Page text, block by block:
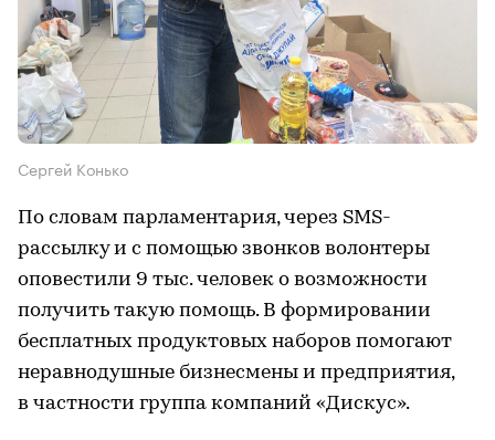
Сергей Конько
По словам парламентария, через SMS-
рассылку и с помощью звонков волонтеры
оповестили 9 тыс. человек о возможности
получить такую помощь. В формировании
бесплатных продуктовых наборов помогают
неравнодушные бизнесмены и предприятия,
в частности группа компаний «Дискус».